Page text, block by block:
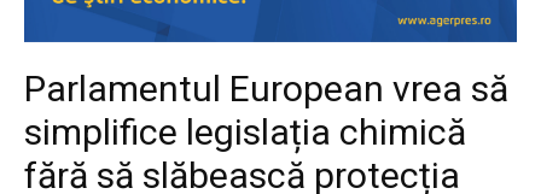
Parlamentul European vrea să
simplifice legislația chimică
fără să slăbească protecția